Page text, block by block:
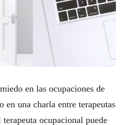
en las ocupaciones de
en una charla entre terapeutas
ocupacional puede